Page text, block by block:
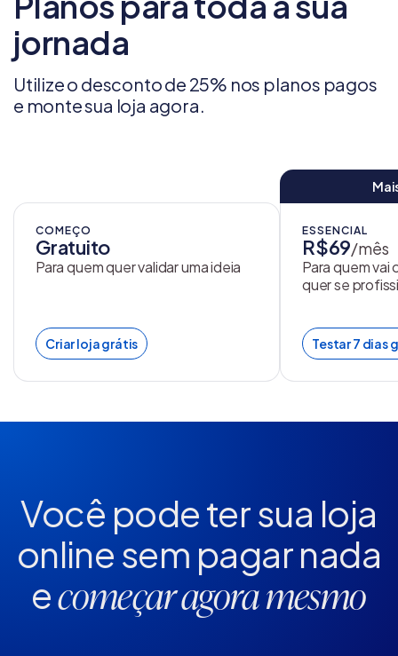
jornada
Utilize o desconto de 25% nos planos pagos
e monte sua loja agora.
COMEÇO
Gratuito
Para quem quer validar uma ideia
Criar loja grátis
ESSENCIAL
R$69/mês
Para quem vai
quer se
Testar 7 dias
Você pode ter sua loja
onlinesem pagar nada
ecomeçar agora mesmo